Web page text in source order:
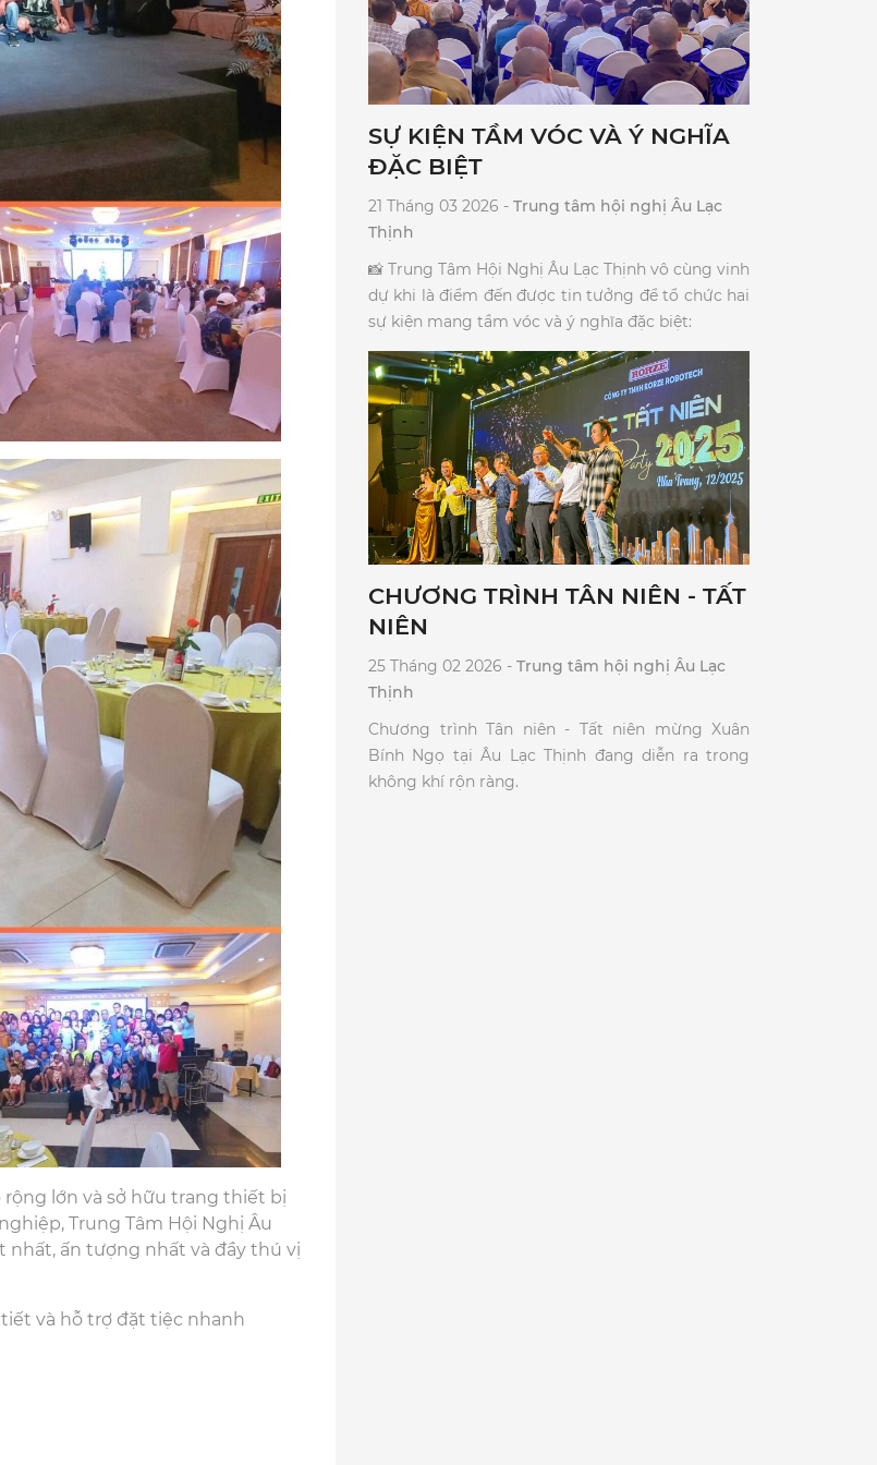
lớn và sở hữu trang thiết bị
Trung Tâm Hội Nghị Âu
ấn tượng nhất và đầy thú vị
và hỗ trợ đặt tiệc nhanh
SỰ KIỆN TẦM VÓC VÀ Ý NGHĨA
ĐẶC BIỆT
21 Tháng 03 2026 - Trung tâm hội nghị Âu Lạc
Thịnh
​📸 Trung Tâm Hội Nghị Âu Lạc Thịnh vô cùng vinh
dự khi là điểm đến được tin tưởng để tổ chức hai
sự kiện mang tầm vóc và ý nghĩa đặc biệt:​
CHƯƠNG TRÌNH TÂN NIÊN - TẤT
NIÊN
25 Tháng 02 2026 - Trung tâm hội nghị Âu Lạc
Thịnh
Chương trình Tân niên - Tất niên mừng Xuân
Bính Ngọ tại Âu Lạc Thịnh đang diễn ra trong
không khí rộn ràng.